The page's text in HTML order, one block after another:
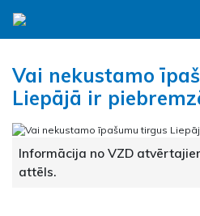
Vai nekustamo
Liepājā ir
Informācija no VZD
attēls.